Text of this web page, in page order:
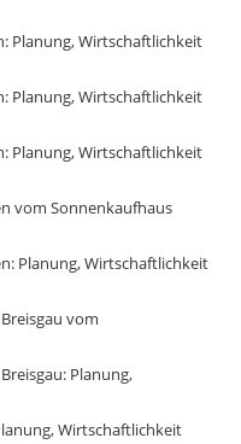
Planung, Wirtschaftlichkeit
Planung, Wirtschaftlichkeit
Planung, Wirtschaftlichkeit
vom Sonnenkaufhaus
Planung, Wirtschaftlichkeit
vom
Planung,
Wirtschaftlichkeit